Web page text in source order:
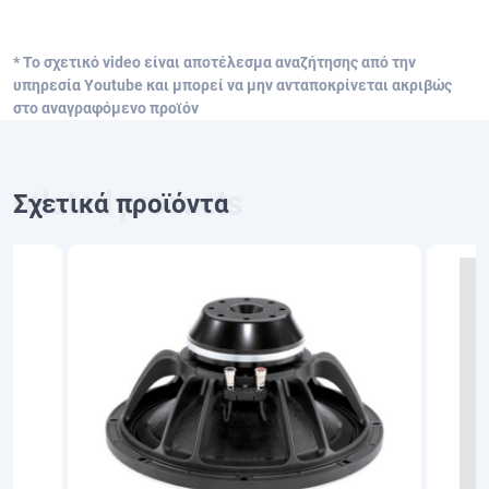
* Το σχετικό video είναι αποτέλεσμα αναζήτησης από την
υπηρεσία Youtube και μπορεί να μην ανταποκρίνεται ακριβώς
στο αναγραφόμενο προϊόν
Σχετικά προϊόντα